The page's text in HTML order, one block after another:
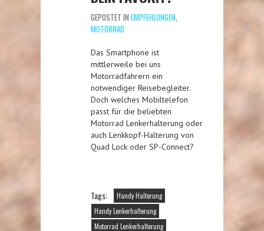
GEPOSTET IN EMPFEHLUNGEN,
MOTORRAD
Das Smartphone ist
mittlerweile bei uns
Motorradfahrern ein
notwendiger Reisebegleiter.
Doch welches Mobiltelefon
passt für die beliebten
Motorrad Lenkerhalterung oder
auch Lenkkopf-Halterung von
Quad Lock oder SP-Connect?
Tags:
Handy Halterung
Handy Lenkerhalterung
Motorrad Lenkerhalterung